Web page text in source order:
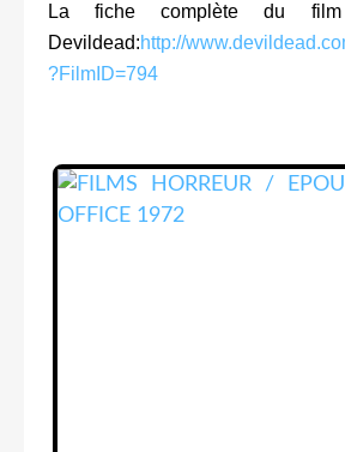
La fiche complète du
Devildead:http://
?FilmID=794